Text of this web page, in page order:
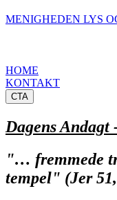
MENIGHEDEN LYS
HOME
KONTAKT
CTA
Dagens
"… fremmede
tempel" (Jer